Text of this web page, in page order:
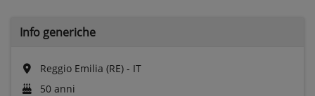
Info generiche
Reggio Emilia (RE) - IT
50 anni